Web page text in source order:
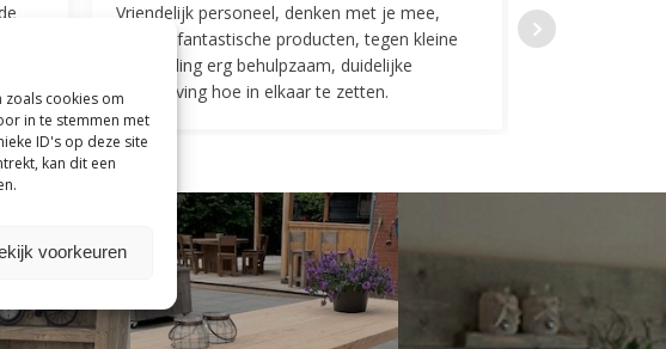
cookies om
in te stemmen met
ID's op deze site
kan dit een
voorkeuren
Vriendelijk personeel, denken met je mee,
leveren fantastische producten, tegen kleine
vergoeding erg behulpzaam, duidelijke
beschrijving hoe in elkaar te zetten.
Top geregeld!
indelingen die